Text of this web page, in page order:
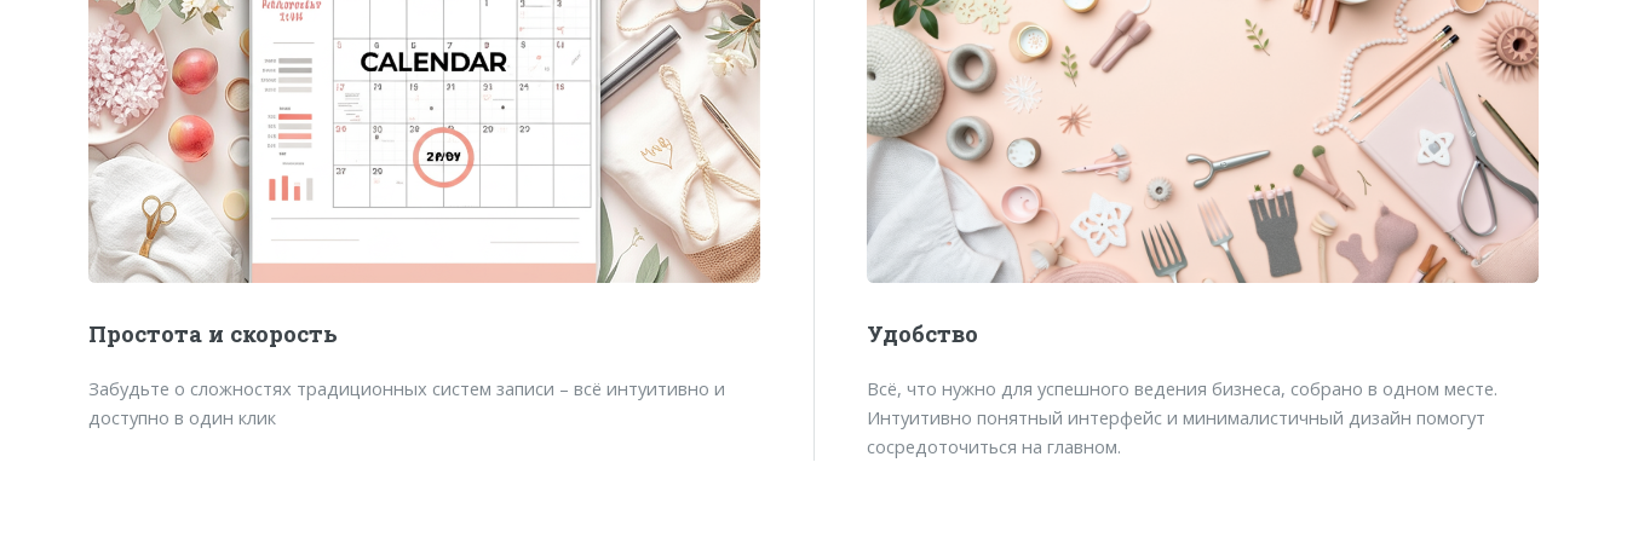
Простота и скорость
Забудьте о сложностях традиционных систем записи – всё интуитивно и
доступно в один клик
Удобство
Всё, что нужно для успешного ведения бизнеса, собрано в одном месте.
Интуитивно понятный интерфейс и минималистичный дизайн помогут
сосредоточиться на главном.